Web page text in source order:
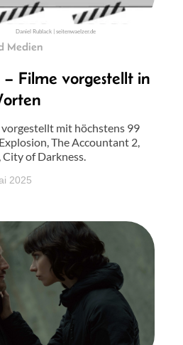
Daniel Rublack | seitenwaelzer.de
Medien
Filme vorgestellt in
mit höchstens 99
The Accountant 2,
City of Darkness.
2025